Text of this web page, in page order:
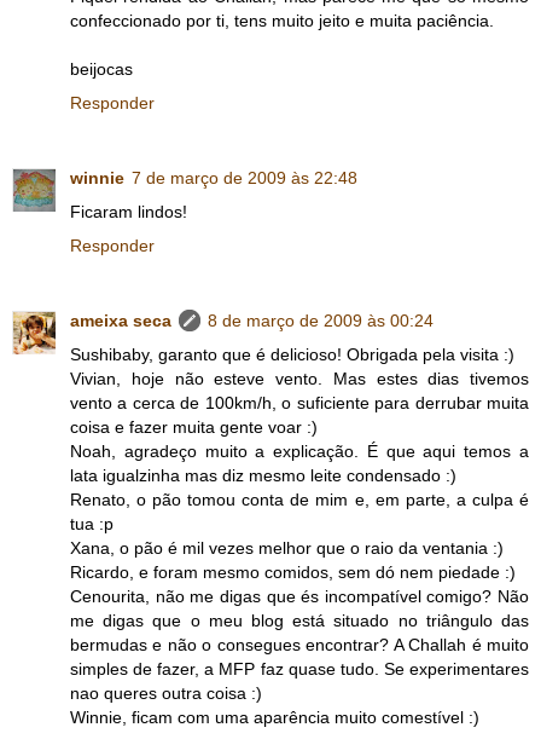
confeccionado por ti, tens muito jeito e muita paciência.
beijocas
Responder
winnie 7 de março de 2009 às 22:48
Ficaram lindos!
Responder
ameixa seca
8 de março de 2009 às 00:24
Sushibaby, garanto que é delicioso! Obrigada pela visita :)
Vivian, hoje não esteve vento. Mas estes dias tivemos
vento a cerca de 100km/h, o suficiente para derrubar muita
coisa e fazer muita gente voar :)
Noah, agradeço muito a explicação. É que aqui temos a
lata igualzinha mas diz mesmo leite condensado :)
Renato, o pão tomou conta de mim e, em parte, a culpa é
tua :p
Xana, o pão é mil vezes melhor que o raio da ventania :)
Ricardo, e foram mesmo comidos, sem dó nem piedade :)
Cenourita, não me digas que és incompatível comigo? Não
me digas que o meu blog está situado no triângulo das
bermudas e não o consegues encontrar? A Challah é muito
simples de fazer, a MFP faz quase tudo. Se experimentares
nao queres outra coisa :)
Winnie, ficam com uma aparência muito comestível :)